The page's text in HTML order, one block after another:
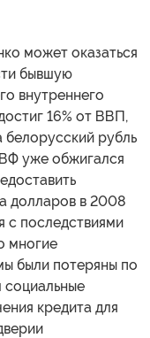
может оказаться
бывшую
внутреннего
16% от ВВП,
белорусский рубль
уже обжигался
долларов в 2008
с последствиями
многие
были потеряны по
социальные
кредита для